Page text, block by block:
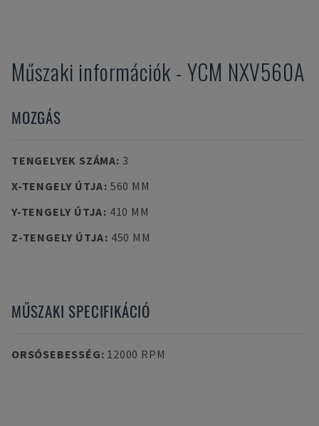
Műszaki információk - YCM NXV560A
MOZGÁS
TENGELYEK SZÁMA: 3
X-TENGELY ÚTJA: 560 MM
Y-TENGELY ÚTJA: 410 MM
Z-TENGELY ÚTJA: 450 MM
MŰSZAKI SPECIFIKÁCIÓ
ORSÓSEBESSÉG: 12000 RPM